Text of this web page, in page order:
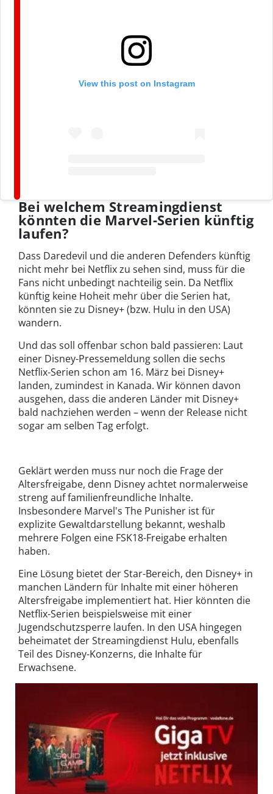
View this post on Instagram
Bei welchem Streamingdienst
könnten die Marvel-Serien künftig
laufen?
Dass Daredevil und die anderen Defenders künftig
nicht mehr bei Netflix zu sehen sind, muss für die
Fans nicht unbedingt nachteilig sein. Da Netflix
künftig keine Hoheit mehr über die Serien hat,
könnten sie zu Disney+ (bzw. Hulu in den USA)
wandern.
Und das soll offenbar schon bald passieren: Laut
einer Disney-Pressemeldung sollen die sechs
Netflix-Serien schon am 16. März bei Disney+
landen, zumindest in Kanada. Wir können davon
ausgehen, dass die anderen Länder mit Disney+
bald nachziehen werden – wenn der Release nicht
sogar am selben Tag erfolgt.
Geklärt werden muss nur noch die Frage der
Altersfreigabe, denn Disney achtet normalerweise
streng auf familienfreundliche Inhalte.
Insbesondere Marvel's The Punisher ist für
explizite Gewaltdarstellung bekannt, weshalb
mehrere Folgen eine FSK18-Freigabe erhalten
haben.
Eine Lösung bietet der Star-Bereich, den Disney+ in
manchen Ländern für Inhalte mit einer höheren
Altersfreigabe implementiert hat. Hier könnten die
Netflix-Serien beispielsweise mit einer
Jugendschutzsperre laufen. In den USA hingegen
beheimatet der Streamingdienst Hulu, ebenfalls
Teil des Disney-Konzerns, die Inhalte für
Erwachsene.